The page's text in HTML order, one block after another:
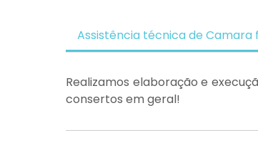
Assistência técnica de
Realizamos elaboração e
consertos em geral!